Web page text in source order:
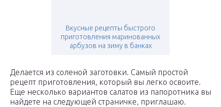
Вкусные рецепты быстрого
приготовления маринованных
арбузов на зиму в банках
Делается из соленой заготовки. Самый простой
рецепт приготовления, который вы легко освоите.
Еще несколько вариантов салатов из папоротника вы
найдете на следующей страничке, приглашаю.